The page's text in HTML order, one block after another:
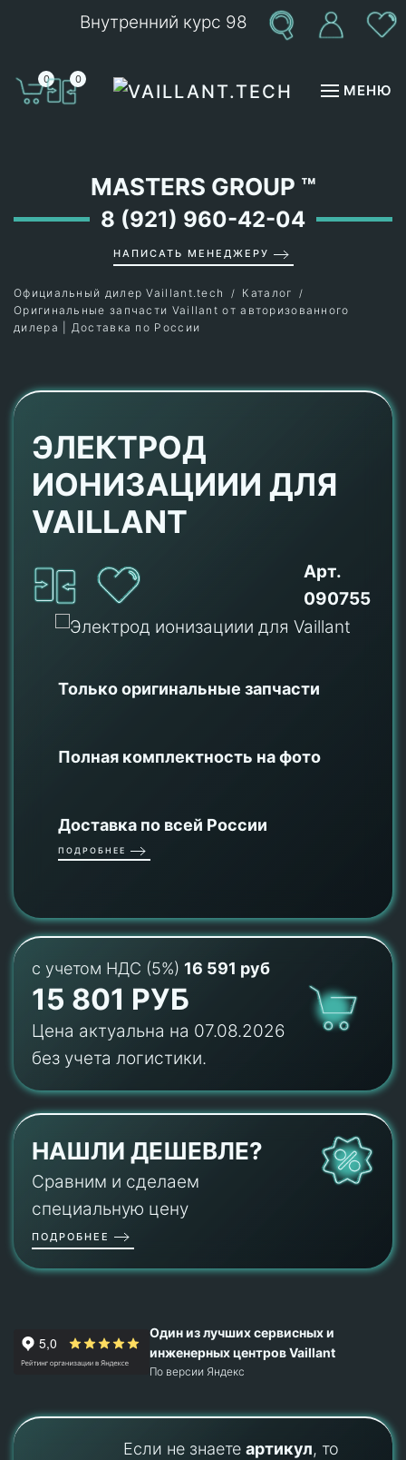
Внутренний курс 98
0 0
МЕНЮ
MASTERS GROUP ™
8 (921) 960-42-04
НАПИСАТЬ МЕНЕДЖЕРУ
Официальный дилер Vaillant.tech
Каталог
Оригинальные запчасти Vaillant от авторизованного
дилера | Доставка по России
ЭЛЕКТРОД
ИОНИЗАЦИИИ ДЛЯ
VAILLANT
Арт.
090755
Только оригинальные запчасти
Полная комплектность на фото
Доставка по всей России
ПОДРОБНЕЕ
с учетом НДС (5%) 16 591 руб
15 801 РУБ
Цена актуальна на 07.08.2026
без учета логистики.
НАШЛИ ДЕШЕВЛЕ?
Сравним и сделаем
специальную цену
ПОДРОБНЕЕ
Один из лучших сервисных и
инженерных центров Vaillant
По версии Яндекс
Если не знаете артикул, то